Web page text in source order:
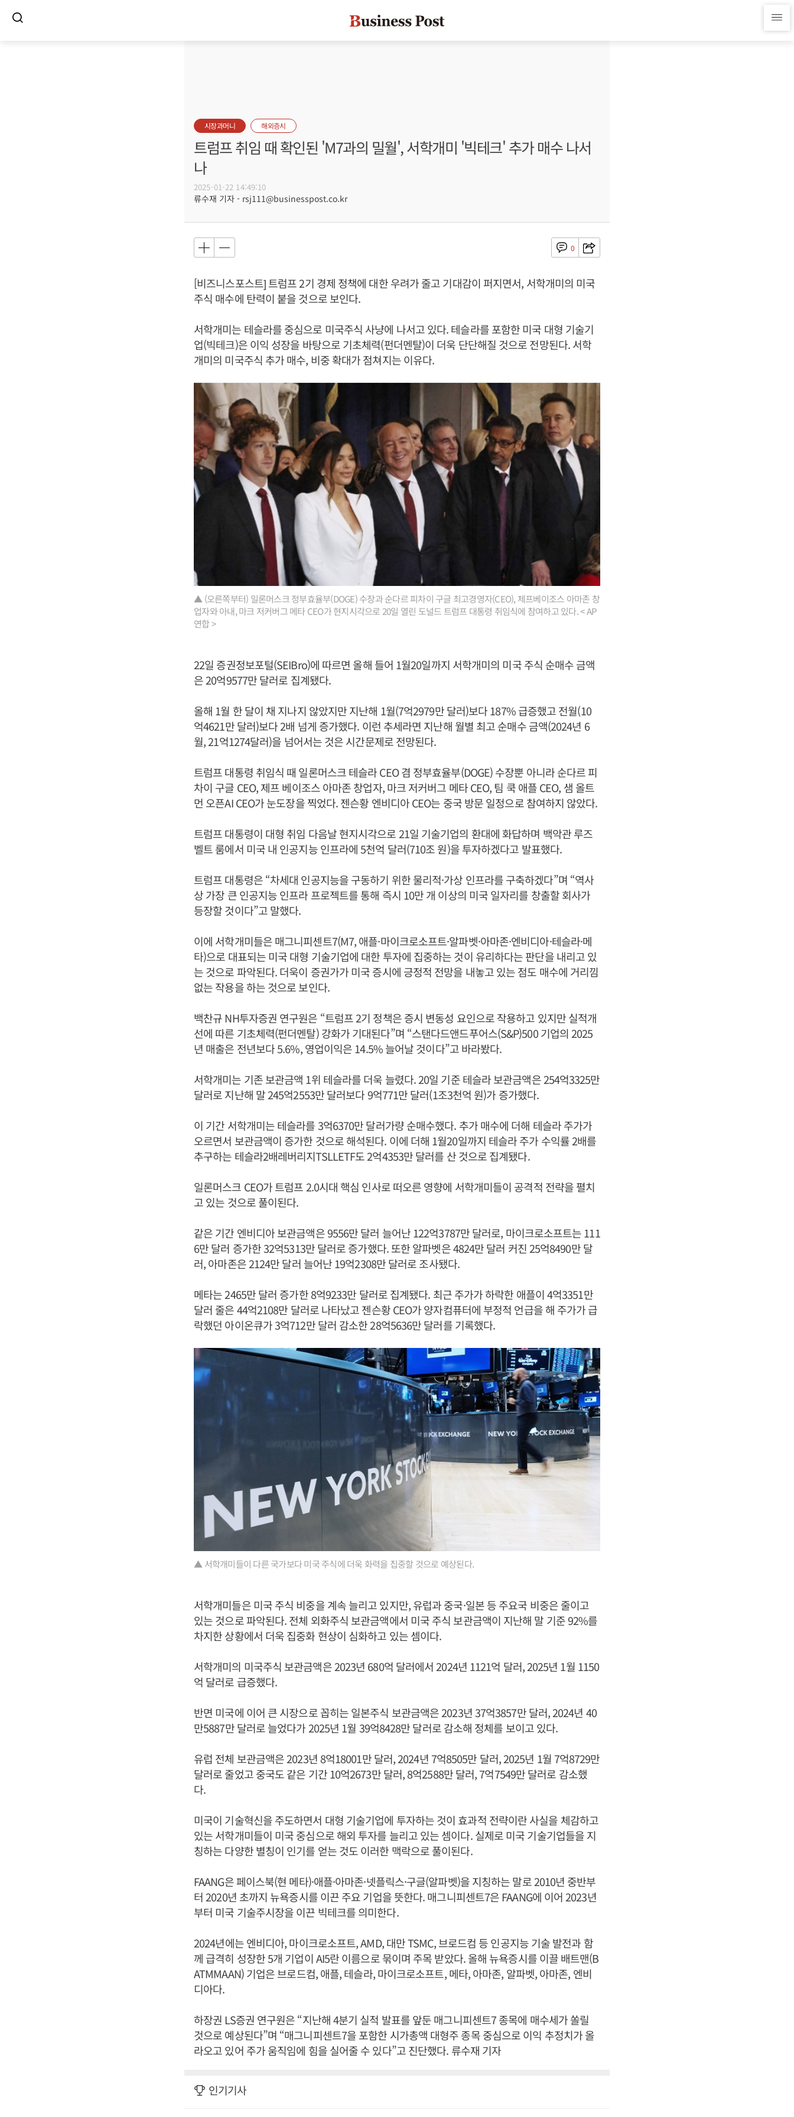
시장과머니 해외증시
트럼프 취임 때 확인된 'M7과의 밀월', 서학개미 '빅테크' 추가 매수 나서
나
2025-01-22 14:49:10
류수재 기자 - rsj111@businesspost.co.kr
0
[비즈니스포스트] 트럼프 2기 경제 정책에 대한 우려가 줄고 기대감이 퍼지면서, 서학개미의 미국
주식 매수에 탄력이 붙을 것으로 보인다.
서학개미는 테슬라를 중심으로 미국주식 사냥에 나서고 있다. 테슬라를 포함한 미국 대형 기술기
업(빅테크)은 이익 성장을 바탕으로 기초체력(펀더멘탈)이 더욱 단단해질 것으로 전망된다. 서학
개미의 미국주식 추가 매수, 비중 확대가 점쳐지는 이유다.
▲ (오른쪽부터) 일론머스크 정부효율부(DOGE) 수장과 순다르 피차이 구글 최고경영자(CEO), 제프베이조스 아마존 창
업자와 아내, 마크 저커버그 메타 CEO가 현지시각으로 20일 열린 도널드 트럼프 대통령 취임식에 참여하고 있다. < AP
연합 >
22일 증권정보포털(SEIBro)에 따르면 올해 들어 1월20일까지 서학개미의 미국 주식 순매수 금액
은 20억9577만 달러로 집계됐다.
올해 1월 한 달이 채 지나지 않았지만 지난해 1월(7억2979만 달러)보다 187% 급증했고 전월(10
억4621만 달러)보다 2배 넘게 증가했다. 이런 추세라면 지난해 월별 최고 순매수 금액(2024년 6
월, 21억1274달러)을 넘어서는 것은 시간문제로 전망된다.
트럼프 대통령 취임식 때 일론머스크 테슬라 CEO 겸 정부효율부(DOGE) 수장뿐 아니라 순다르 피
차이 구글 CEO, 제프 베이조스 아마존 창업자, 마크 저커버그 메타 CEO, 팀 쿡 애플 CEO, 샘 올트
먼 오픈AI CEO가 눈도장을 찍었다. 젠슨황 엔비디아 CEO는 중국 방문 일정으로 참여하지 않았다.
트럼프 대통령이 대형 취임 다음날 현지시각으로 21일 기술기업의 환대에 화답하며 백악관 루즈
벨트 룸에서 미국 내 인공지능 인프라에 5천억 달러(710조 원)을 투자하겠다고 발표했다.
트럼프 대통령은 “차세대 인공지능을 구동하기 위한 물리적·가상 인프라를 구축하겠다”며 “역사
상 가장 큰 인공지능 인프라 프로젝트를 통해 즉시 10만 개 이상의 미국 일자리를 창출할 회사가
등장할 것이다”고 말했다.
이에 서학개미들은 매그니피센트7(M7, 애플·마이크로소프트·알파벳·아마존·엔비디아·테슬라·메
타)으로 대표되는 미국 대형 기술기업에 대한 투자에 집중하는 것이 유리하다는 판단을 내리고 있
는 것으로 파악된다. 더욱이 증권가가 미국 증시에 긍정적 전망을 내놓고 있는 점도 매수에 거리낌
없는 작용을 하는 것으로 보인다.
백찬규 NH투자증권 연구원은 “트럼프 2기 정책은 증시 변동성 요인으로 작용하고 있지만 실적개
선에 따른 기초체력(펀더멘탈) 강화가 기대된다”며 “스탠다드앤드푸어스(S&P)500 기업의 2025
년 매출은 전년보다 5.6%, 영업이익은 14.5% 늘어날 것이다”고 바라봤다.
서학개미는 기존 보관금액 1위 테슬라를 더욱 늘렸다. 20일 기준 테슬라 보관금액은 254억3325만
달러로 지난해 말 245억2553만 달러보다 9억771만 달러(1조3천억 원)가 증가했다.
이 기간 서학개미는 테슬라를 3억6370만 달러가량 순매수했다. 추가 매수에 더해 테슬라 주가가
오르면서 보관금액이 증가한 것으로 해석된다. 이에 더해 1월20일까지 테슬라 주가 수익률 2배를
추구하는 테슬라2배레버리지TSLLETF도 2억4353만 달러를 산 것으로 집계됐다.
일론머스크 CEO가 트럼프 2.0시대 핵심 인사로 떠오른 영향에 서학개미들이 공격적 전략을 펼치
고 있는 것으로 풀이된다.
같은 기간 엔비디아 보관금액은 9556만 달러 늘어난 122억3787만 달러로, 마이크로소프트는 111
6만 달러 증가한 32억5313만 달러로 증가했다. 또한 알파벳은 4824만 달러 커진 25억8490만 달
러, 아마존은 2124만 달러 늘어난 19억2308만 달러로 조사됐다.
메타는 2465만 달러 증가한 8억9233만 달러로 집계됐다. 최근 주가가 하락한 애플이 4억3351만
달러 줄은 44억2108만 달러로 나타났고 젠슨황 CEO가 양자컴퓨터에 부정적 언급을 해 주가가 급
락했던 아이온큐가 3억712만 달러 감소한 28억5636만 달러를 기록했다.
▲ 서학개미들이 다른 국가보다 미국 주식에 더욱 화력을 집중할 것으로 예상된다.
서학개미들은 미국 주식 비중을 계속 늘리고 있지만, 유럽과 중국·일본 등 주요국 비중은 줄이고
있는 것으로 파악된다. 전체 외화주식 보관금액에서 미국 주식 보관금액이 지난해 말 기준 92%를
차지한 상황에서 더욱 집중화 현상이 심화하고 있는 셈이다.
서학개미의 미국주식 보관금액은 2023년 680억 달러에서 2024년 1121억 달러, 2025년 1월 1150
억 달러로 급증했다.
반면 미국에 이어 큰 시장으로 꼽히는 일본주식 보관금액은 2023년 37억3857만 달러, 2024년 40
만5887만 달러로 늘었다가 2025년 1월 39억8428만 달러로 감소해 정체를 보이고 있다.
유럽 전체 보관금액은 2023년 8억18001만 달러, 2024년 7억8505만 달러, 2025년 1월 7억8729만
달러로 줄었고 중국도 같은 기간 10억2673만 달러, 8억2588만 달러, 7억7549만 달러로 감소했
다.
미국이 기술혁신을 주도하면서 대형 기술기업에 투자하는 것이 효과적 전략이란 사실을 체감하고
있는 서학개미들이 미국 중심으로 해외 투자를 늘리고 있는 셈이다. 실제로 미국 기술기업들을 지
칭하는 다양한 별칭이 인기를 얻는 것도 이러한 맥락으로 풀이된다.
FAANG은 페이스북(현 메타)·애플·아마존·넷플릭스·구글(알파벳)을 지칭하는 말로 2010년 중반부
터 2020년 초까지 뉴욕증시를 이끈 주요 기업을 뜻한다. 매그니피센트7은 FAANG에 이어 2023년
부터 미국 기술주시장을 이끈 빅테크를 의미한다.
2024년에는 엔비디아, 마이크로소프트, AMD, 대만 TSMC, 브로드컴 등 인공지능 기술 발전과 함
께 급격히 성장한 5개 기업이 AI5란 이름으로 묶이며 주목 받았다. 올해 뉴욕증시를 이끌 배트맨(B
ATMMAAN) 기업은 브로드컴, 애플, 테슬라, 마이크로소프트, 메타, 아마존, 알파벳, 아마존, 엔비
디아다.
하장권 LS증권 연구원은 “지난해 4분기 실적 발표를 앞둔 매그니피센트7 종목에 매수세가 쏠릴
것으로 예상된다”며 “매그니피센트7을 포함한 시가총액 대형주 종목 중심으로 이익 추정치가 올
라오고 있어 주가 움직임에 힘을 실어줄 수 있다”고 진단했다. 류수재 기자
인기기사